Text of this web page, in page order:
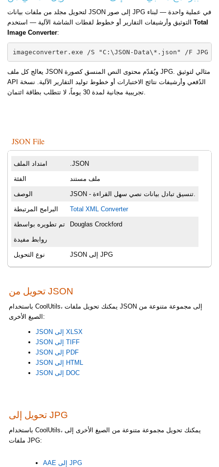
لتحويل مجلد من ملفات بيانات JSON إلى صور JPG في عملية واحدة — لبناء
Total
Image Converter:
imageconverter.exe /S "C:\JSON-Data\*.json" /F JPG /
يعالج كل ملف JSON ويُقدّم محتوى النص المنسق كصورة JPG. مثالي لتوثيق
API الدُفعي وأرشيفات نتائج الاختبارات أو خطوط توليد التقارير الآلية. نسخة
تجريبية مجانية لمدة 30 يوماً، لا تتطلب بطاقة ائتمان.
JSON File
امتداد الملف .JSON
الفئة ملف مستند
الوصف JSON - تنسيق تبادل بيانات نصي سهل القراءة.
البرامج المرتبطة Total XML Converter
تم تطويره بواسطة Douglas Crockford
روابط مفيدة
نوع التحويل JSON إلى JPG
تحويل من JSON
باستخدام CoolUtils، يمكنك تحويل ملفات JSON إلى مجموعة متنوعة من
الصيغ الأخرى:
JSON إلى XLSX
JSON إلى TIFF
JSON إلى PDF
JSON إلى HTML
JSON إلى DOC
تحويل إلى JPG
باستخدام CoolUtils، يمكنك تحويل مجموعة متنوعة من الصيغ الأخرى إلى
ملفات JPG:
AAE إلى JPG